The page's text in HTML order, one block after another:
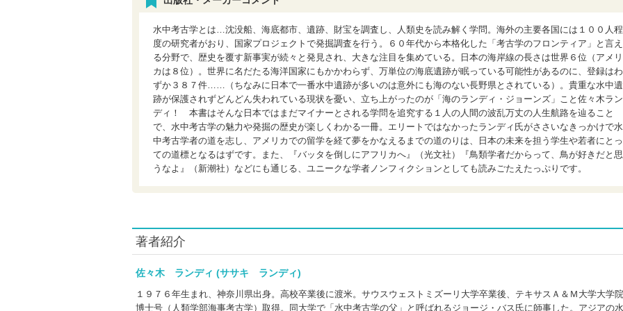
水中考古学とは…沈没船、海底都市、遺跡、財宝を調査し、人類史を読み解く学問。海外の主要各国には１００人程
度の研究者がおり、国家プロジェクトで発掘調査を行う。６０年代から本格化した「考古学のフロンティア」と言え
る分野で、歴史を覆す新事実が続々と発見され、大きな注目を集めている。日本の海岸線の長さは世界６位（アメリ
カは８位）。世界に名だたる海洋国家にもかかわらず、万単位の海底遺跡が眠っている可能性があるのに、登録はわ
ずか３８７件……（ちなみに日本で一番水中遺跡が多いのは意外にも海のない長野県とされている）。貴重な水中遺
跡が保護されずどんどん失われている現状を憂い、立ち上がったのが「海のランディ・ジョーンズ」こと佐々木ラン
ディ！ 本書はそんな日本ではまだマイナーとされる学問を追究する１人の人間の波乱万丈の人生航路を辿ること
で、水中考古学の魅力や発掘の歴史が楽しくわかる一冊。エリートではなかったランディ氏がささいなきっかけで水
中考古学者の道を志し、アメリカでの留学を経て夢をかなえるまでの道のりは、日本の未来を担う学生や若者にとっ
ての道標となるはずです。また、『バッタを倒しにアフリカへ』（光文社）『鳥類学者だからって、鳥が好きだと思
うなよ』（新潮社）などにも通じる、ユニークな学者ノンフィクションとしても読みごたえたっぷりです。
著者紹介
佐々木 ランディ (ササキ ランディ)
１９７６年生まれ、神奈川県出身。高校卒業後に渡米。サウスウェストミズーリ大学卒業後、テキサスＡ＆Ｍ大学大学
博士号（人類学部海事考古学）取得。同大学で「水中考古学の父」と呼ばれるジョージ・バス氏に師事した。アジアの